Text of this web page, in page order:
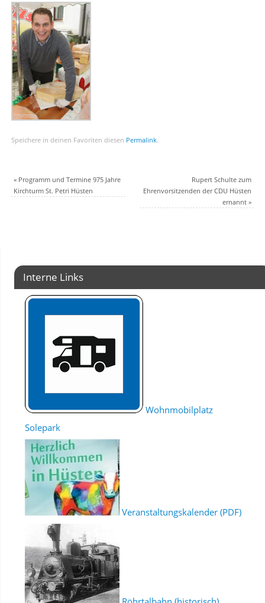
Speichere in deinen Favoriten diesen Permalink.
«Programm und Termine 975 Jahre
Kirchturm St. Petri Hüsten
Rupert Schulte zum
Ehrenvorsitzenden der CDU Hüsten
ernannt»
Interne Links
Wohnmobilplatz
Solepark
Veranstaltungskalender (PDF)